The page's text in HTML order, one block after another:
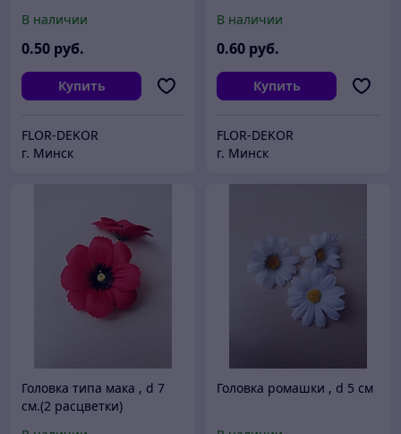
В наличии
0.50 руб.
Купить
FLOR-DEKOR
г. Минск
В наличии
0.60 руб.
Купить
FLOR-DEKOR
г. Минск
Головка типа мака , d 7
см.(2 расцветки)
Головка ромашки , d 5 см